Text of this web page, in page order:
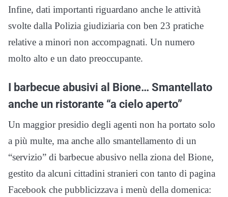
Infine, dati importanti riguardano anche le attività
svolte dalla Polizia giudiziaria con ben 23 pratiche
relative a minori non accompagnati. Un numero
molto alto e un dato preoccupante.
I barbecue abusivi al Bione… Smantellato
anche un ristorante “a cielo aperto”
Un maggior presidio degli agenti non ha portato solo
a più multe, ma anche allo smantellamento di un
“servizio” di barbecue abusivo nella ziona del Bione,
gestito da alcuni cittadini stranieri con tanto di pagina
Facebook che pubblicizzava i menù della domenica: